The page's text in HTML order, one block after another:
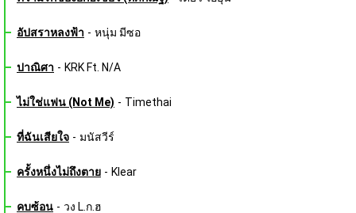
อัปสราหลงฟ้า - หนุ่ม มีซอ
ปาณิศา - KRK Ft. N/A
ไม่ใช่แฟน (Not Me) - Timethai
ที่ฉันเสียใจ - มนัสวีร์
ครั้งหนึ่งไม่ถึงตาย - Klear
คบซ้อน - วง L.ก.ฮ